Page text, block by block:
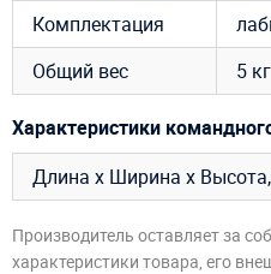
Комплектация
Общий вес
5 кг
Характеристики
Длина х Ширина х
Производитель оставляет за
характеристики товара, его